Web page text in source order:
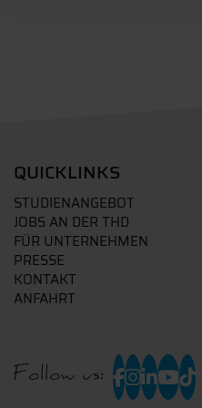
QUICKLINKS
STUDIENANGEBOT
JOBS AN DER THD
FÜR UNTERNEHMEN
PRESSE
KONTAKT
ANFAHRT
Follow us: